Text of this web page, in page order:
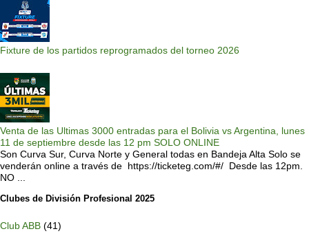
Fixture de los partidos reprogramados del torneo 2026
Venta de las Ultimas 3000 entradas para el Bolivia vs Argentina, lunes
11 de septiembre desde las 12 pm SOLO ONLINE
Son Curva Sur, Curva Norte y General todas en Bandeja Alta Solo se
venderán online a través de https://ticketeg.com/#/ Desde las 12pm.
NO ...
Clubes de División Profesional 2025
Club ABB (41)